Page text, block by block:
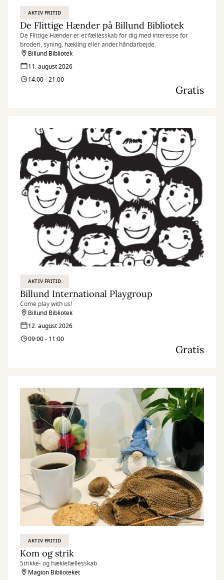
AKTIV FRITID
De Flittige Hænder på Billund Bibliotek
De Flittige Hænder er et fællesskab for dig med interesse for
broderi, syning, hækling eller andet håndarbejde.
Billund Bibliotek
11. august 2026
14:00 - 21:00
Gratis
AKTIV FRITID
Billund International Playgroup
Come play with us!
Billund Bibliotek
12. august 2026
09:00 - 11:00
Gratis
AKTIV FRITID
Kom og strik
Strikke- og hæklefællesskab
Magion Biblioteket